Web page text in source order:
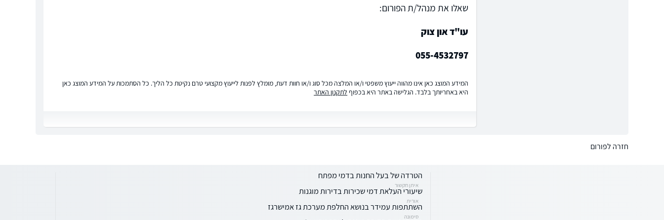
שאלו את מנהל/ת הפורום:
עו"ד און צוק
055-4532797
המידע המוצג כאן אינו מהווה ייעוץ משפטי ו/או המלצה מכל סוג ו/או חוות דעת, מומלץ לפנות לייעוץ מקצועי טרם נקיטת כל הליך. כל הסתמכות על המידע המוצג כאן
היא באחריותך בלבד. הגלישה באתר היא בכפוף לתקנון האתר
חזרה לפורום
הטרדה של בעל החנות בדמי מפתח
איתן חקשור
שיעורי העלאת דמי שכירות בדירות מוגנות
אורית
השתתפות עמידר בנושא החלפת מערכת גז אמישרגז
סימונה